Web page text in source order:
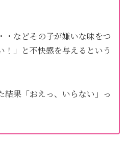
・などその子が嫌いな味をつ
！」と不快感を与えるという
結果「おえっ、いらない」っ